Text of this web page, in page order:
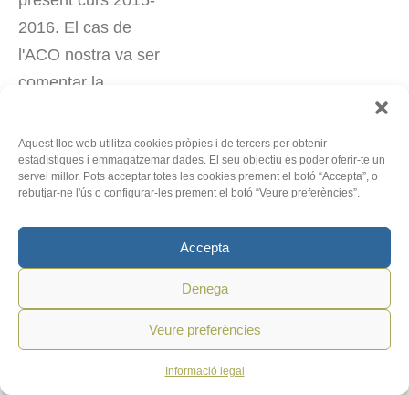
Aquest lloc web utilitza cookies pròpies i de tercers per obtenir
estadístiques i emmagatzemar dades. El seu objectiu és poder oferir-te un
servei millor. Pots acceptar totes les cookies prement el botó “Accepta”, o
rebutjar-ne l'ús o configurar-les prement el botó “Veure preferències”.
Accepta
Denega
Veure preferències
Informació legal
2016. El cas de
l'ACO nostra va ser
comentar la
prioritat, i expressar
que algunes les fem
coordinats amb
exemple les que
fem amb la Pastoral